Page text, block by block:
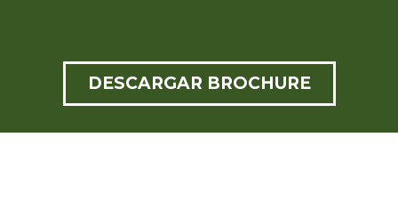
DESCARGAR BROCHURE